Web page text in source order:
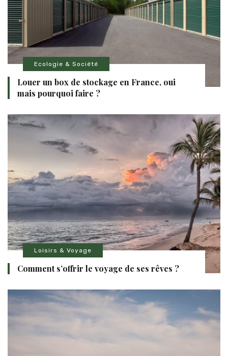
Ecologie & Société
Louer un box de stockage en France, oui
mais pourquoi faire ?
Loisirs & Voyage
Comment s’offrir le voyage de ses rêves ?